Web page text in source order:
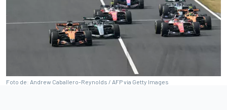
Foto de: Andrew Caballero-Reynolds / AFP via Getty Images